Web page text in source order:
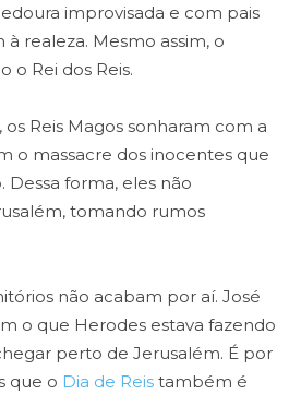
improvisada e com pais
realeza. Mesmo assim, o
o Rei dos Reis.
Reis Magos sonharam com a
o massacre dos inocentes que
forma, eles não
tomando rumos
não acabam por aí. José
o que Herodes estava fazendo
perto de Jerusalém. É por
que o Dia de Reis também é